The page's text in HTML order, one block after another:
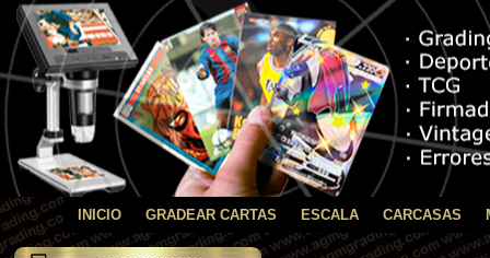
INICIO GRADEAR CARTAS ESCALA CARCASAS